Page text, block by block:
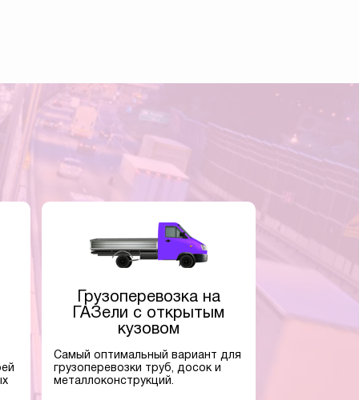
Грузоперевозка на
ГАЗели с открытым
кузовом
Самый оптимальный вариант для
грузоперевозки труб, досок и
металлоконструкций.